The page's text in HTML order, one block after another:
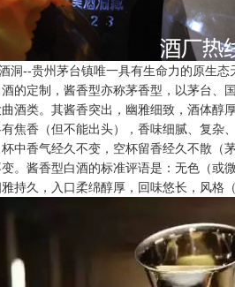
洞--贵州茅台镇唯一具有生命力的原生态
的定制，酱香型亦称茅香型，以茅台、
酒类。其酱香突出，幽雅细致，酒体醇
焦香（但不能出头），香味细腻、复杂
中香气经久不变，空杯留香经久不散（
。酱香型白酒的标准评语是：无色（或
持久，入口柔绵醇厚，回味悠长，风格